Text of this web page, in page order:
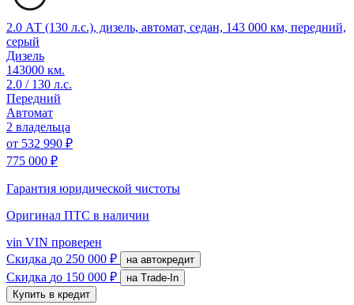
2.0 АТ (130 л.с.), дизель, автомат, седан, 143 000 км, передний,
серый
Дизель
143000 км.
2.0 / 130 л.с.
Передний
Автомат
2 владельца
от 532 990 ₽
775 000 ₽
Гарантия юридической чистоты
Оригинал ПТС в наличии
vin VIN проверен
Скидка до 250 000 ₽ на автокредит
Скидка до 150 000 ₽
на Trade-In
Купить в кредит